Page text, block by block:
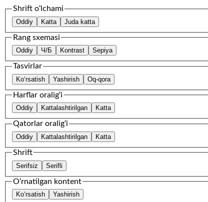
Shrift o‘lchami
Oddiy Katta Juda katta
Rang sxemasi
Oddiy Ч/Б Kontrast Sepiya
Tasvirlar
Ko‘rsatish Yashirish Oq-qora
Harflar oralig‘i
Oddiy Kattalashtirilgan Katta
Qatorlar oralig‘i
Oddiy Kattalashtirilgan Katta
Shrift
Serifsiz Serifli
O‘rnatilgan kontent
Ko‘rsatish Yashirish